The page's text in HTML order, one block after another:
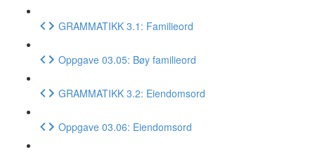
GRAMMATIKK 3.1: Familieord
Oppgave 03.05: Bøy familieord
GRAMMATIKK 3.2: Eiendomsord
Oppgave 03.06: Eiendomsord